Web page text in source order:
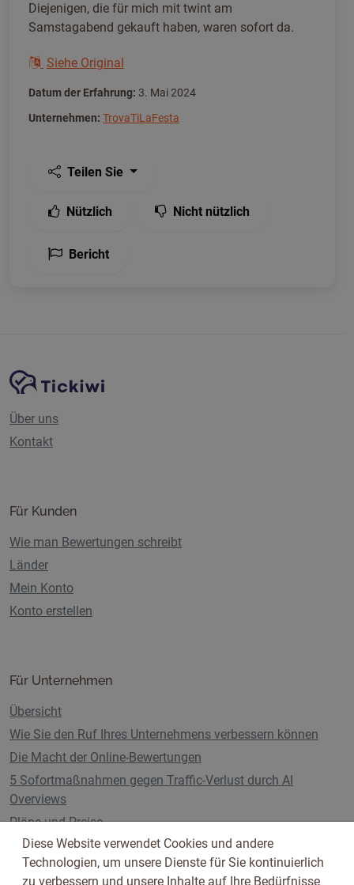
Diejenigen, die für mich mit twint am
Samstagabend gekauft haben, waren sofort da.
Siehe Original
Datum der Erfahrung: 3. Mai 2024
Unternehmen: TrovaTiLaFesta
Teilen Sie
Nützlich Nicht nützlich
Bericht
Website-Navigation
Tickiwi-Plattform
Über uns
Kontakt
Für Kunden
Wie man Bewertungen schreibt
Länder
Mein Konto
Konto erstellen
Für Unternehmen
Übersicht
Wie Sie den Ruf Ihres Unternehmens verbessern können
Die Macht der Online-Bewertungen
5 Sofortmaßnahmen gegen Traffic-Verlust durch AI
Overviews
Pläne und Preise
Diese Website verwendet Cookies und andere
Technologien, um unsere Dienste für Sie kontinuierlich
zu verbessern und unsere Inhalte auf Ihre Bedürfnisse